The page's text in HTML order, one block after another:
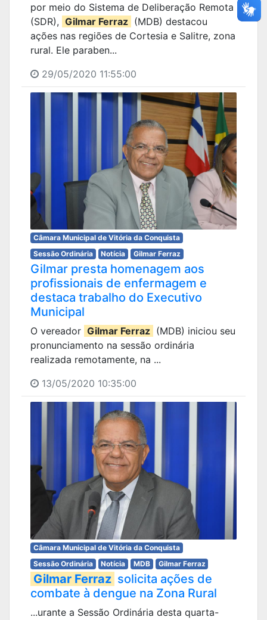
por meio do Sistema de Deliberação Remota
(SDR), Gilmar Ferraz (MDB) destacou
ações nas regiões de Cortesia e Salitre, zona
rural. Ele paraben...
29/05/2020 11:55:00
Câmara Municipal de Vitória da Conquista
Sessão Ordinária
Notícia Gilmar Ferraz
Gilmar presta homenagem aos
profissionais de enfermagem e
destaca trabalho do Executivo
Municipal
O vereador Gilmar Ferraz (MDB) iniciou seu
pronunciamento na sessão ordinária
realizada remotamente, na ...
13/05/2020 10:35:00
Câmara Municipal de Vitória da Conquista
Sessão Ordinária
Notícia MDB Gilmar Ferraz
Gilmar Ferraz solicita ações de
combate à dengue na Zona Rural
...urante a Sessão Ordinária desta quarta-